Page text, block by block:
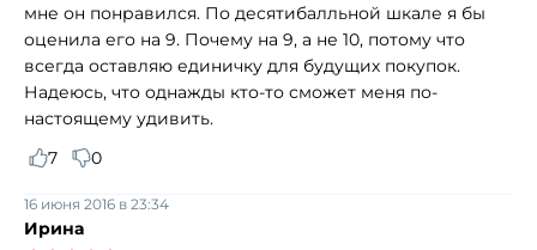
мне он понравился. По десятибалльной шкале я бы
оценила его на 9. Почему на 9, а не 10, потому что
всегда оставляю единичку для будущих покупок.
Надеюсь, что однажды кто-то сможет меня по-
настоящему удивить.
7
0
Ирина
16 июня 2016 в 23:34